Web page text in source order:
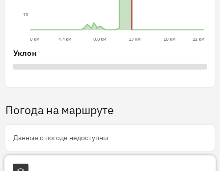
10
0 км 4.4 км 8.8 км 13 км 18 км 22 км
Уклон
Погода на маршруте
Данные о погоде недоступны